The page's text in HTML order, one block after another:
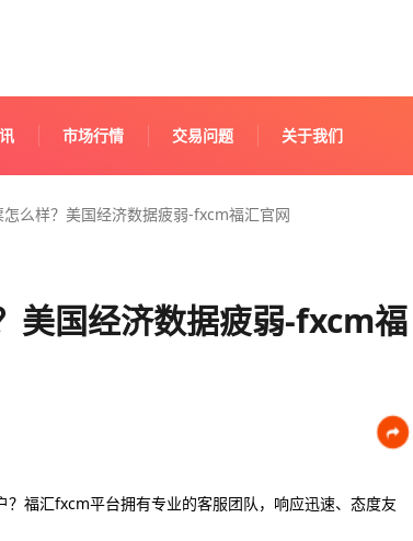
市场行情 交易问题 关于我们
么样？美国经济数据疲弱-fxcm福汇官网
美国经济数据疲弱-fxcm福
福汇fxcm平台拥有专业的客服团队，响应迅速、态度友